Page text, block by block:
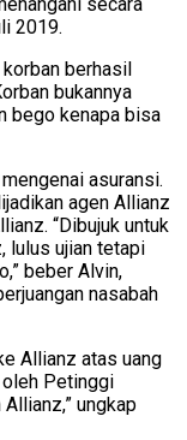
2019.
berhasil
bukannya
bego kenapa bisa
asuransi.
agen Allianz
“Dibujuk untuk
lulus ujian tetapi
beber Alvin,
nasabah
Allianz atas uang
oleh Petinggi
ungkap